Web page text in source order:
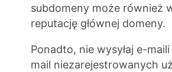
subdomeny może również
reputację głównej domeny.
Ponadto, nie wysyłaj e-
mail niezarejestrowanych